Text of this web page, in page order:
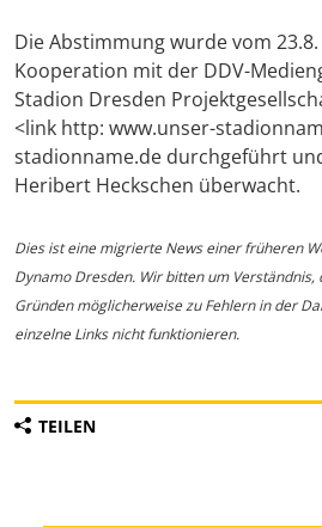
Die Abstimmung wurde vom 23.8.
Kooperation mit der DDV-
Stadion Dresden
<link http: www.unser-
stadionname.de durchgeführt
Heribert Heckschen überwacht.
Dies ist eine migrierte News einer früheren
Dynamo Dresden. Wir bitten um Verständnis,
Gründen möglicherweise zu Fehlern in der
einzelne Links nicht funktionieren.
TEILEN